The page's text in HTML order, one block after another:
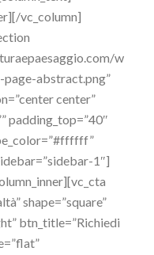
vc_column]
w
abstract.png”
center”
padding_top=”40″
1″]
shape=”square”
btn_title=”Richiedi